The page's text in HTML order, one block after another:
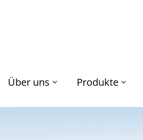
Über uns Produkte